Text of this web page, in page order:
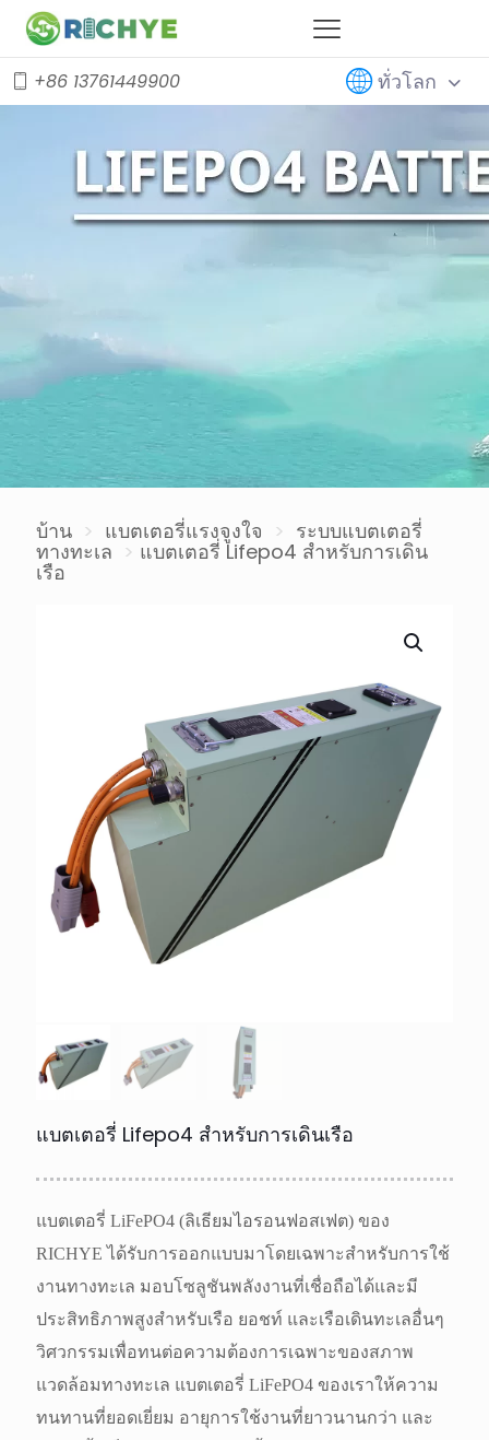
+86 13761449900 ทั่วโลก
บ้าน > แบตเตอรี่แรงจูงใจ > ระบบแบตเตอรี่
ทางทะเล > แบตเตอรี่ Lifepo4 สำหรับการเดิน
เรือ
แบตเตอรี่ Lifepo4 สำหรับการเดินเรือ
แบตเตอรี่ LiFePO4 (ลิเธียมไอรอนฟอสเฟต) ของ
RICHYE ได้รับการออกแบบมาโดยเฉพาะสำหรับการใช้
งานทางทะเล มอบโซลูชันพลังงานที่เชื่อถือได้และมี
ประสิทธิภาพสูงสำหรับเรือ ยอชท์ และเรือเดินทะเลอื่นๆ
วิศวกรรมเพื่อทนต่อความต้องการเฉพาะของสภาพ
แวดล้อมทางทะเล แบตเตอรี่ LiFePO4 ของเราให้ความ
ทนทานที่ยอดเยี่ยม อายุการใช้งานที่ยาวนานกว่า และ